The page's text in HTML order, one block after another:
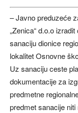
– Javno preduzeće
„Zenica“ d.o.o
sanaciju dionice
lokalitet Osnovne
Uz sanaciju ceste
dokumentacije za
predmetne
predmet sanacije